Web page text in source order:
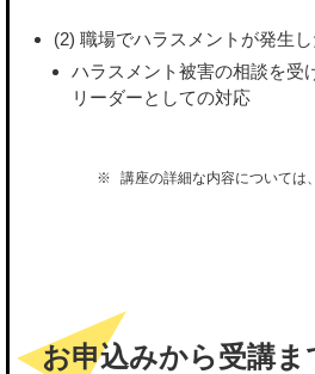
(2) 職場でハラスメントが発生
ハラスメント被害の相談を受
リーダーとしての対応
講座の詳細な内容については
お申込みから受講ま